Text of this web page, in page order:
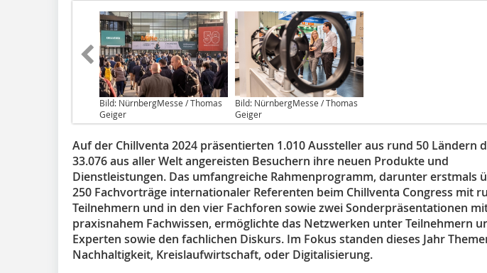
Bild: NürnbergMesse / Thomas
Geiger
Bild: NürnbergMesse / Thomas
Geiger
Auf der Chillventa 2024 präsentierten 1.010 Aussteller aus rund 50 Ländern
33.076 aus aller Welt angereisten Besuchern ihre neuen Produkte und
Dienstleistungen. Das umfangreiche Rahmenprogramm, darunter erstmals
250 Fachvorträge internationaler Referenten beim Chillventa Congress mit
Teilnehmern und in den vier Fachforen sowie zwei Sonderpräsentationen
praxisnahem Fachwissen, ermöglichte das Netzwerken unter Teilnehmern
Experten sowie den fachlichen Diskurs. Im Fokus standen dieses Jahr
Nachhaltigkeit, Kreislaufwirtschaft, oder Digitalisierung.